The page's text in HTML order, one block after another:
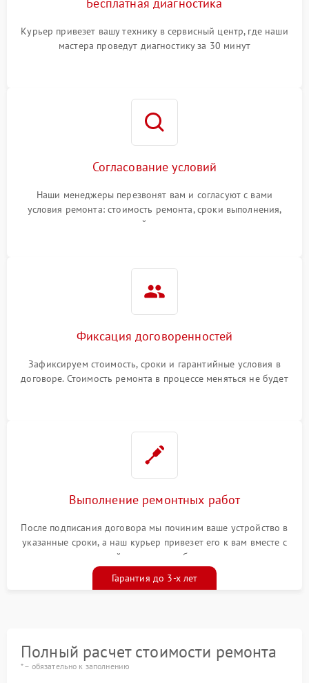
Курьер привезет вашу технику в сервисный центр, где наши
мастера проведут диагностику за 30 минут
Согласование условий
Наши менеджеры перезвонят вам и согласуют с вами
условия ремонта: стоимость ремонта, сроки выполнения,
гарантийные условия
Фиксация договоренностей
Зафиксируем стоимость, сроки и гарантийные условия в
договоре. Стоимость ремонта в процессе меняться не будет
Выполнение ремонтных работ
После подписания договора мы починим ваше устройство в
указанные сроки, а наш курьер привезет его к вам вместе с
гарантийным талоном бесплатно
Гарантия до 3-х лет
Полный расчет стоимости ремонта
* – обязательно к заполнению